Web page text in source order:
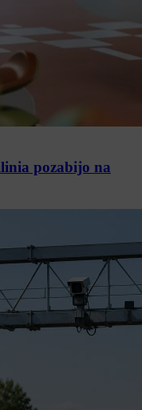
pozabijo na